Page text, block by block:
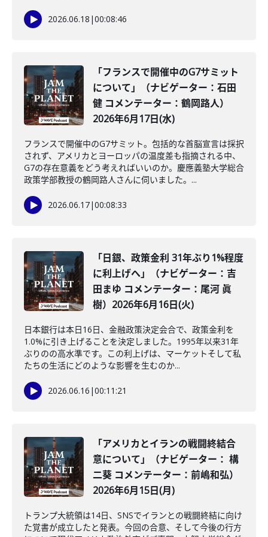
2026.06.18 |00:08:46
「フランスで開催中のG7サミット
について」（ナビゲーター：石田
健 コメンテーター：鶴岡路人）
2026年6月17日(水)
フランスで開催中のG7サミット。包括的な首脳宣言は採択
されず、アメリカとヨーロッパの温度差も指摘される中、
G7の存在意義をどう考えればいいのか。慶應義塾大学総合
政策学部教授の鶴岡路人さんに伺いました。...
2026.06.17|00:08:33
「日銀、政策金利 31年ぶり1%程度
に利上げへ」（ナビゲーター：吉
田まゆ コメンテーター：尾河 眞
樹）2026年6月16日(火)
日本銀行は本日16日、金融政策決定会合で、政策金利を
1.0%に引き上げることを決定しました。1995年以来31年
ぶりのの高水準です。この利上げは、マーケットそして私
たちの生活にどのような影響を生むのか...
2026.06.16 |00:11:21
「アメリカとイランの戦闘終結合
意について」（ナビゲーター： 構
二葵 コメンテーター：前嶋和弘）
2026年6月15日(月)
トランプ大統領は14日、SNSでイランとの戦闘終結に向け
た覚書が成立したと発表。今回の合意、そして今後の行方